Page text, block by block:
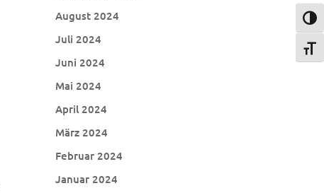
August 2024
Juli 2024
Juni 2024
Mai 2024
April 2024
März 2024
Februar 2024
Januar 2024